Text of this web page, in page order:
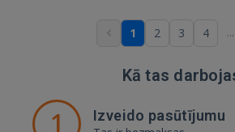
1 2 3 4 ...
Kā tas
1 Izveido pasūtījumu